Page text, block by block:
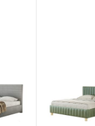
od 1.034,00